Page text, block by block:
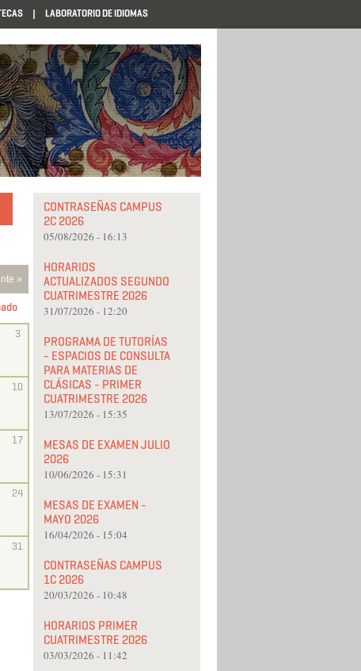
LABORATORIO DE IDIOMAS
CONTRASEÑAS CAMPUS
2C 2026
05/08/2026 - 16:13
HORARIOS
ACTUALIZADOS SEGUNDO
CUATRIMESTRE 2026
31/07/2026 - 12:20
PROGRAMA DE TUTORÍAS
- ESPACIOS DE CONSULTA
PARA MATERIAS DE
CLÁSICAS - PRIMER
CUATRIMESTRE 2026
13/07/2026 - 15:35
MESAS DE EXAMEN JULIO
2026
10/06/2026 - 15:31
MESAS DE EXAMEN -
MAYO 2026
16/04/2026 - 15:04
CONTRASEÑAS CAMPUS
1C 2026
20/03/2026 - 10:48
HORARIOS PRIMER
CUATRIMESTRE 2026
03/03/2026 - 11:42
»
3
10
17
24
31